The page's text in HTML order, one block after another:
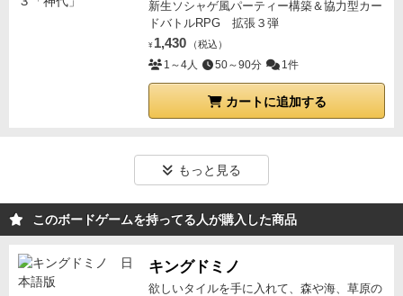
新生ソシャゲ風パーティー構築＆協力型カー
ドバトルRPG 拡張３弾
¥ 1,430 （税込）
1～4人 50～90分 1件
カートに追加する
もっと見る
このボードゲームを持ってる人が購入した商品
キングドミノ
欲しいタイルを手に入れて、森や海、草原の